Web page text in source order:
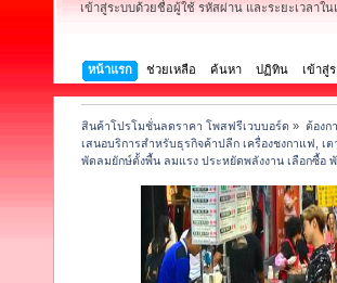
เข้าสู่ระบบด้วยชื่อผู้ใช้ รหัสผ่าน และระยะเวลาใ
หน้าแรก ช่วยเหลือ ค้นหา ปฏิทิน เข้าสู่
สินค้าโปรโมชั่นลดราคา โพสฟรีเวบบอร์ด » ต้องก
เสนอบริการสำหรับธุรกิจค้าปลีก เครื่องชงกาแฟ, เ
พัดลมยักษ์ตั้งพื้น ลมแรง ประหยัดพลังงาน เลือกซื้อ